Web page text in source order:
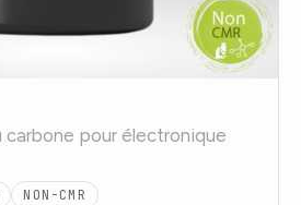
carbone pour électronique
NON-CMR